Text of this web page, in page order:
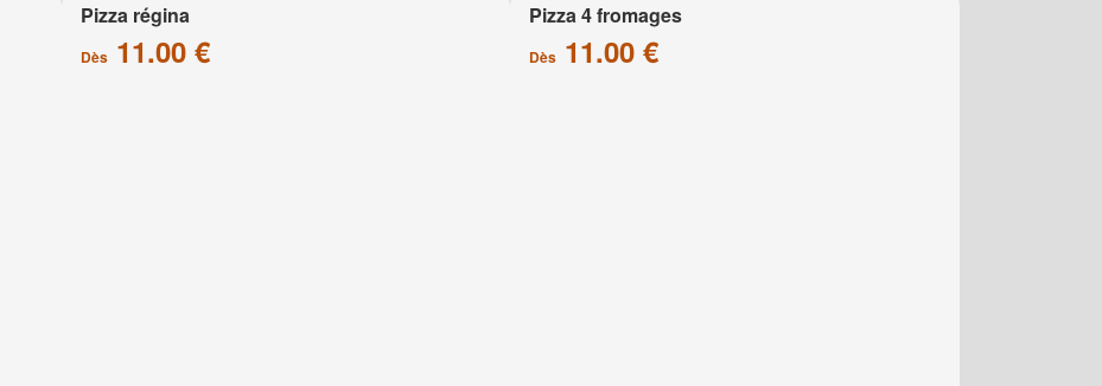
Pizza régina
Dès11.00 €
Pizza 4 fromages
Dès 11.00 €